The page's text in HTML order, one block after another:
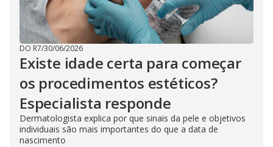
DO R7/30/06/2026
Existe idade certa para começar
os procedimentos estéticos?
Especialista responde
Dermatologista explica por que sinais da pele e objetivos
individuais são mais importantes do que a data de
nascimento